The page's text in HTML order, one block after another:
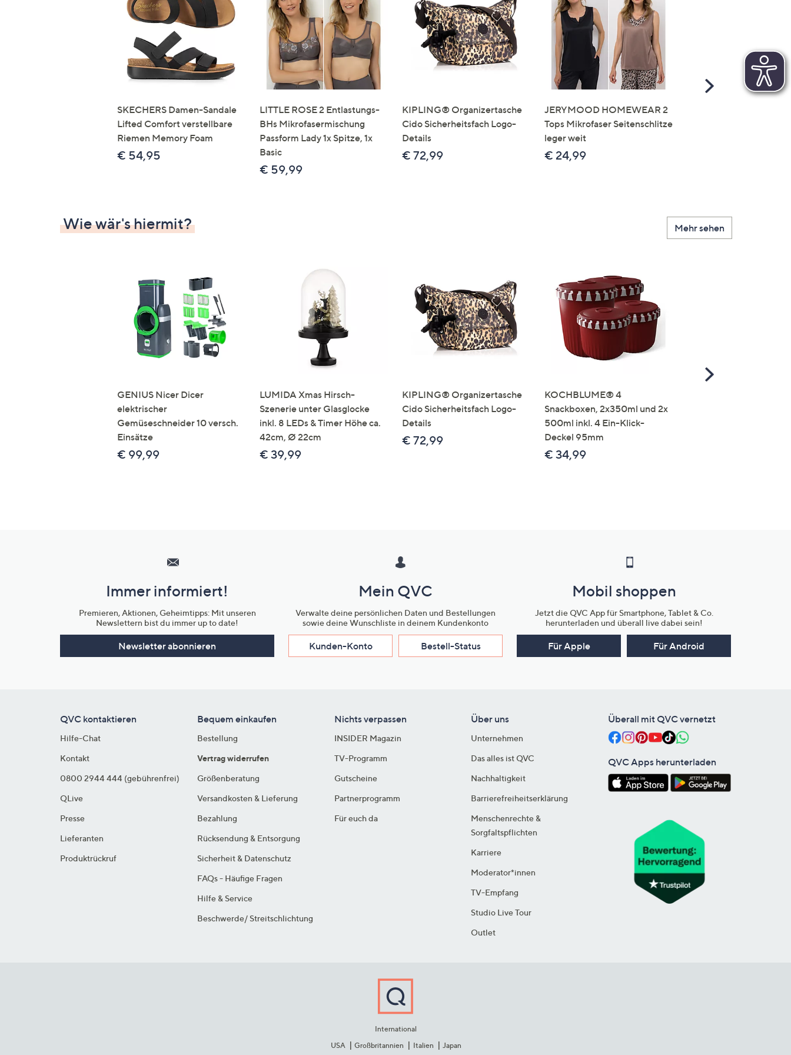
Touch-
Geräten
nach
links
bzw.
rechts,
um
diese
anzuzeigen.
SKECHERS Damen-Sandale
Lifted Comfort verstellbare
Riemen Memory Foam
€ 54,95
LITTLE ROSE 2 Entlastungs-
BHs Mikrofasermischung
Passform Lady 1x Spitze, 1x
Basic
€ 59,99
KIPLING® Organizertasche
Cido Sicherheitsfach Logo-
Details
€ 72,99
JERYMOOD HOMEWEAR 2
Tops Mikrofaser Seitenschlitze
leger weit
€ 24,99
Scroll
Wie wär's hiermit? Mehr sehen
GENIUS Nicer Dicer
elektrischer
Gemüseschneider 10 versch.
Einsätze
€ 99,99
LUMIDA Xmas Hirsch-
Szenerie unter Glasglocke
inkl. 8 LEDs & Timer Höhe ca.
42cm, Ø 22cm
€ 39,99
KIPLING® Organizertasche
Cido Sicherheitsfach Logo-
Details
€ 72,99
KOCHBLUME® 4
Snackboxen, 2x350ml und 2x
500ml inkl. 4 Ein-Klick-
Deckel 95mm
€ 34,99
Scroll
Unternehmensinformationen
Immer informiert!
Premieren, Aktionen, Geheimtipps: Mit unseren
Newslettern bist du immer up to date!
Newsletter abonnieren
Mein QVC
Verwalte deine persönlichen Daten und Bestellungen
sowie deine Wunschliste in deinem Kundenkonto
Kunden-Konto Bestell-Status
Mobil shoppen
Jetzt die QVC App für Smartphone, Tablet & Co.
herunterladen und überall live dabei sein!
Für Apple Für Android
QVC kontaktieren
Hilfe-Chat
Kontakt
0800 2944 444 (gebührenfrei)
QLive
Presse
Lieferanten
Produktrückruf
Bequem einkaufen
Bestellung
Vertrag widerrufen
Größenberatung
Versandkosten & Lieferung
Bezahlung
Rücksendung & Entsorgung
Sicherheit & Datenschutz
FAQs - Häufige Fragen
Hilfe & Service
Beschwerde/ Streitschlichtung
Nichts verpassen
INSIDER Magazin
TV-Programm
Gutscheine
Partnerprogramm
Für euch da
Über uns
Unternehmen
Das alles ist QVC
Nachhaltigkeit
Barrierefreiheitserklärung
Menschenrechte &
Sorgfaltspflichten
Karriere
Moderator*innen
TV-Empfang
Studio Live Tour
Outlet
Überall mit QVC vernetzt
QVC Apps herunterladen
International
USA
Großbritannien Italien Japan